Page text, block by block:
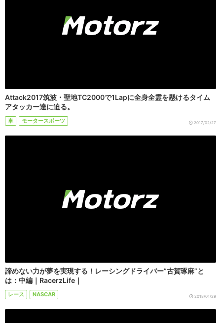
Attack2017筑波・聖地TC2000で1Lapに全身全霊を懸けるタイム
アタッカー達に迫る。
車 モータースポーツ 2017/02/27
諦めない力が夢を実現する！レーシングドライバー”古賀琢麻”と
は：中編｜RacerzLife｜
レース NASCAR 2018/01/29